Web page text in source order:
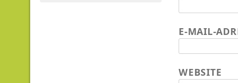
E-MAIL-
WEBSITE